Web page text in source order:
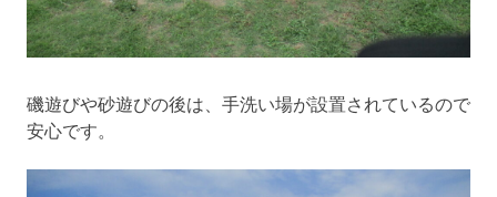
磯遊びや砂遊びの後は、手洗い場が設置されているので
安心です。